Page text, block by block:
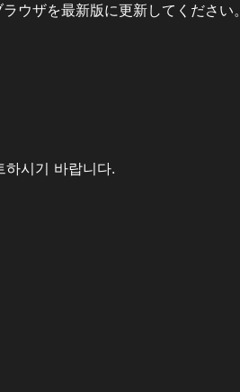
ウザを最新版に更新してください。
시기 바랍니다.